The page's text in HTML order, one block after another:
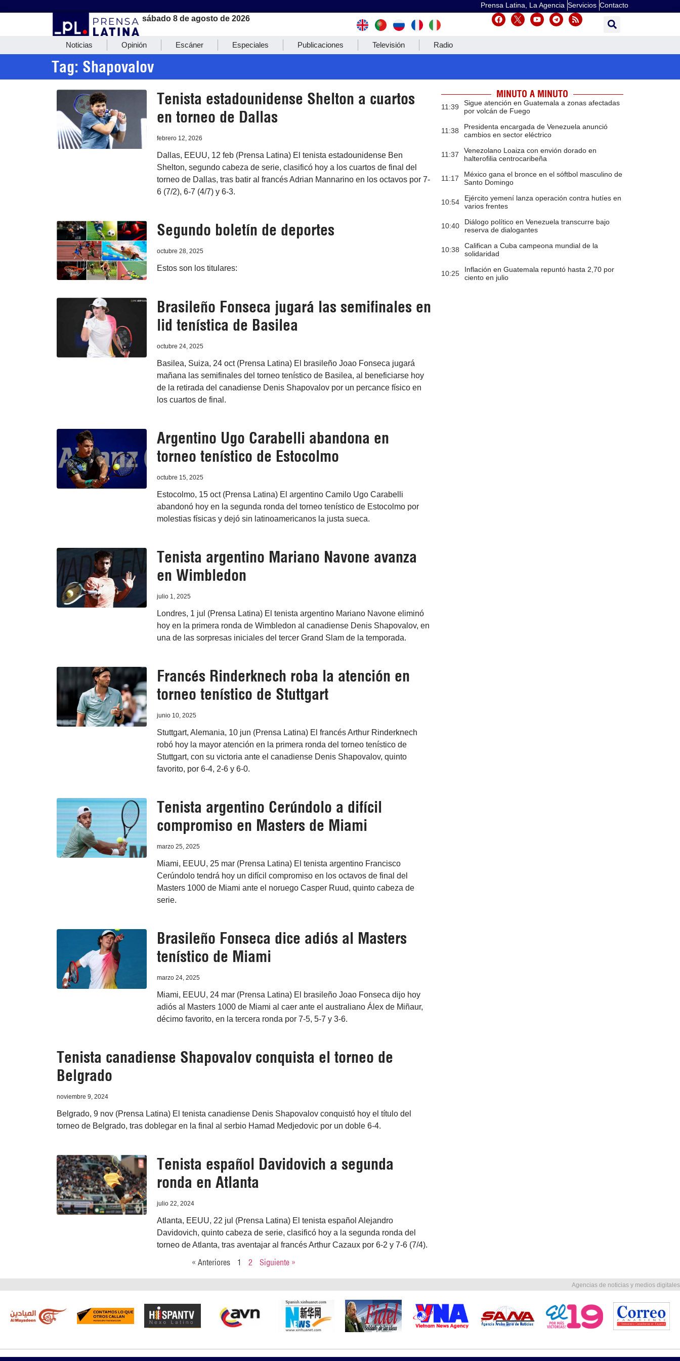
Prensa Latina, La Agencia Servicios Contacto
sábado 8 de agosto de 2026
Noticias Opinión Escáner Especiales Publicaciones Televisión Radio
Tag: Shapovalov
Tenista estadounidense Shelton a cuartos
en torneo de Dallas
febrero 12, 2026
Dallas, EEUU, 12 feb (Prensa Latina) El tenista estadounidense Ben
Shelton, segundo cabeza de serie, clasificó hoy a los cuartos de final del
torneo de Dallas, tras batir al francés Adrian Mannarino en los octavos por 7-
6 (7/2), 6-7 (4/7) y 6-3.
Segundo boletín de deportes
octubre 28, 2025
Estos son los titulares:
Brasileño Fonseca jugará las semifinales en
lid tenística de Basilea
octubre 24, 2025
Basilea, Suiza, 24 oct (Prensa Latina) El brasileño Joao Fonseca jugará
mañana las semifinales del torneo tenístico de Basilea, al beneficiarse hoy
de la retirada del canadiense Denis Shapovalov por un percance físico en
los cuartos de final.
Argentino Ugo Carabelli abandona en
torneo tenístico de Estocolmo
octubre 15, 2025
Estocolmo, 15 oct (Prensa Latina) El argentino Camilo Ugo Carabelli
abandonó hoy en la segunda ronda del torneo tenístico de Estocolmo por
molestias físicas y dejó sin latinoamericanos la justa sueca.
Tenista argentino Mariano Navone avanza
en Wimbledon
julio 1, 2025
Londres, 1 jul (Prensa Latina) El tenista argentino Mariano Navone eliminó
hoy en la primera ronda de Wimbledon al canadiense Denis Shapovalov, en
una de las sorpresas iniciales del tercer Grand Slam de la temporada.
Francés Rinderknech roba la atención en
torneo tenístico de Stuttgart
junio 10, 2025
Stuttgart, Alemania, 10 jun (Prensa Latina) El francés Arthur Rinderknech
robó hoy la mayor atención en la primera ronda del torneo tenístico de
Stuttgart, con su victoria ante el canadiense Denis Shapovalov, quinto
favorito, por 6-4, 2-6 y 6-0.
Tenista argentino Cerúndolo a difícil
compromiso en Masters de Miami
marzo 25, 2025
Miami, EEUU, 25 mar (Prensa Latina) El tenista argentino Francisco
Cerúndolo tendrá hoy un difícil compromiso en los octavos de final del
Masters 1000 de Miami ante el noruego Casper Ruud, quinto cabeza de
serie.
Brasileño Fonseca dice adiós al Masters
tenístico de Miami
marzo 24, 2025
Miami, EEUU, 24 mar (Prensa Latina) El brasileño Joao Fonseca dijo hoy
adiós al Masters 1000 de Miami al caer ante el australiano Álex de Miñaur,
décimo favorito, en la tercera ronda por 7-5, 5-7 y 3-6.
Tenista canadiense Shapovalov conquista el torneo de
Belgrado
noviembre 9, 2024
Belgrado, 9 nov (Prensa Latina) El tenista canadiense Denis Shapovalov conquistó hoy el título del
torneo de Belgrado, tras doblegar en la final al serbio Hamad Medjedovic por un doble 6-4.
Tenista español Davidovich a segunda
ronda en Atlanta
julio 22, 2024
Atlanta, EEUU, 22 jul (Prensa Latina) El tenista español Alejandro
Davidovich, quinto cabeza de serie, clasificó hoy a la segunda ronda del
torneo de Atlanta, tras aventajar al francés Arthur Cazaux por 6-2 y 7-6 (7/4).
« Anteriores 1 2 Siguiente »
MINUTO A MINUTO
11:39
Sigue atención en Guatemala a zonas afectadas
por volcán de Fuego
11:38
Presidenta encargada de Venezuela anunció
cambios en sector eléctrico
11:37
Venezolano Loaiza con envión dorado en
halterofilia centrocaribeña
11:17
México gana el bronce en el sóftbol masculino de
Santo Domingo
10:54
Ejército yemení lanza operación contra hutíes en
varios frentes
10:40
Diálogo político en Venezuela transcurre bajo
reserva de dialogantes
10:38
Califican a Cuba campeona mundial de la
solidaridad
10:25
Inflación en Guatemala repuntó hasta 2,70 por
ciento en julio
Agencias de noticias y medios digitales